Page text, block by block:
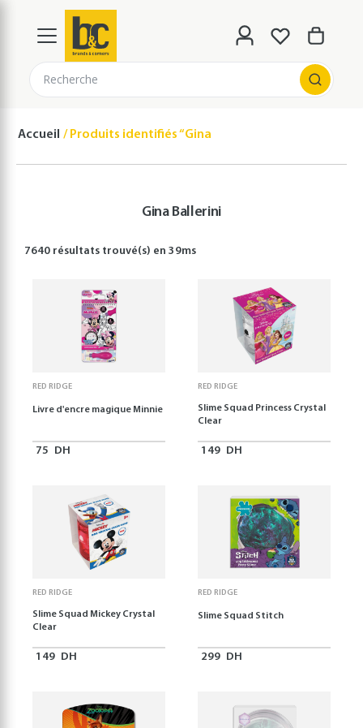
Recherche
Accueil Produits identifiés “Gina Ballerini”
Gina Ballerini
7640 résultats trouvé(s) en39ms
RED RIDGE
Livre d'encre magique Minnie
75 DH
RED RIDGE
Slime Squad Princess Crystal
Clear
149 DH
RED RIDGE
Slime Squad Mickey Crystal
Clear
149 DH
RED RIDGE
Slime Squad Stitch
299 DH